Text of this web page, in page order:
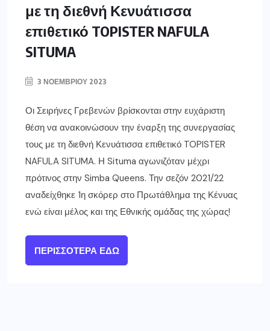
με τη διεθνή Κενυάτισσα
επιθετικό TOPISTER NAFULA
SITUMA
3 ΝΟΕΜΒΡΊΟΥ 2023
Οι Σειρήνες Γρεβενών βρίσκονται στην ευχάριστη
θέση να ανακοινώσουν την έναρξη της συνεργασίας
τους με τη διεθνή Κενυάτισσα επιθετικό TOPISTER
NAFULA SITUMA. Η Situma αγωνιζόταν μέχρι
πρότινος στην Simba Queens. Την σεζόν 2021/22
αναδείχθηκε 1η σκόρερ στο Πρωτάθλημα της Κένυας
ενώ είναι μέλος και της Εθνικής ομάδας της χώρας!
ΠΕΡΙΣΣΌΤΕΡΑ ΕΔΏ